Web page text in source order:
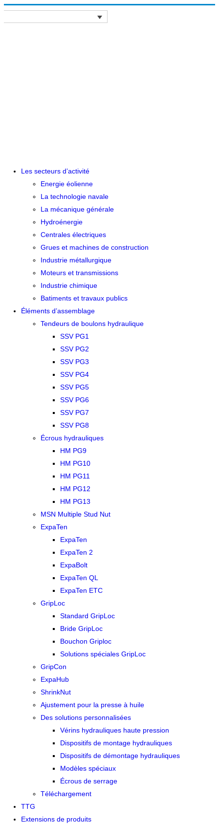
Les secteurs d’activité
Energie éolienne
La technologie navale
La mécanique générale
Hydroénergie
Centrales électriques
Grues et machines de construction
Industrie métallurgique
Moteurs et transmissions
Industrie chimique
Batiments et travaux publics
Éléments d’assemblage
Tendeurs de boulons hydraulique
SSV PG1
SSV PG2
SSV PG3
SSV PG4
SSV PG5
SSV PG6
SSV PG7
SSV PG8
Écrous hydrauliques
HM PG9
HM PG10
HM PG11
HM PG12
HM PG13
MSN Multiple Stud Nut
ExpaTen
ExpaTen
ExpaTen 2
ExpaBolt
ExpaTen QL
ExpaTen ETC
GripLoc
Standard GripLoc
Bride GripLoc
Bouchon Griploc
Solutions spéciales GripLoc
GripCon
ExpaHub
ShrinkNut
Ajustement pour la presse à huile
Des solutions personnalisées
Vérins hydrauliques haute pression
Dispositifs de montage hydrauliques
Dispositifs de démontage hydrauliques
Modèles spéciaux
Écrous de serrage
Téléchargement
TTG
Extensions de produits